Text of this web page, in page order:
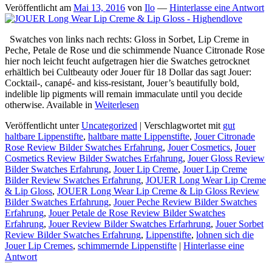
Veröffentlicht am Mai 13, 2016 von Ilo — Hinterlasse eine Antwort
Swatches von links nach rechts: Gloss in Sorbet, Lip Creme in
Peche, Petale de Rose und die schimmende Nuance Citronade Rose
hier noch leicht feucht aufgetragen hier die Swatches getrocknet
erhältlich bei Cultbeauty oder Jouer für 18 Dollar das sagt Jouer:
Cocktail-, canapé- and kiss-resistant, Jouer’s beautifully bold,
indelible lip pigments will remain immaculate until you decide
otherwise. Available in Weiterlesen
Veröffentlicht unter Uncategorized | Verschlagwortet mit gut
haltbare Lippenstifte, haltbare matte Lippenstifte, Jouer Citronade
Rose Review Bilder Swatches Erfahrung, Jouer Cosmetics, Jouer
Cosmetics Review Bilder Swatches Erfahrung, Jouer Gloss Review
Bilder Swatches Erfahrung, Jouer Lip Creme, Jouer Lip Creme
Bilder Review Swatches Erfahrung, JOUER Long Wear Lip Creme
& Lip Gloss, JOUER Long Wear Lip Creme & Lip Gloss Review
Bilder Swatches Erfahrung, Jouer Peche Review Bilder Swatches
Erfahrung, Jouer Petale de Rose Review Bilder Swatches
Erfahrung, Jouer Review Bilder Swatches Erfarhrung, Jouer Sorbet
Review Bilder Swatches Erfahrung, Lippenstifte, lohnen sich die
Jouer Lip Cremes, schimmernde Lippenstifte | Hinterlasse eine
Antwort